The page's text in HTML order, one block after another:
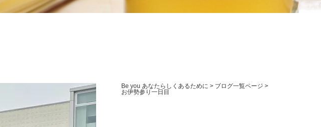
Be you あなたらしくあるために > ブログ一覧ページ >
お伊勢参り一日目